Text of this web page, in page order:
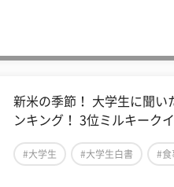
新米の季節！ 大学生に聞い
ンキング！ 3位ミルキーク
#大学生 #大学生白書 #食